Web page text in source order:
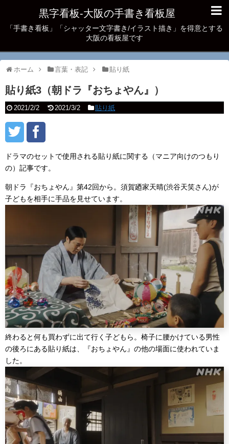
黒字看板‐大阪の手書き看板屋
「手書き看板」「シャッター文字書き/イラスト描き」を得意とする
大阪の看板屋です
ホーム 言葉・表記 貼り紙
貼り紙3（朝ドラ『おちょやん』）
2021/2/2 2021/3/2 貼り紙
ドラマのセットで使用される貼り紙に関する（マニア向けのつもり
の）記事です。
朝ドラ『おちょやん』第42回から。須賀廼家天晴(渋谷天笑さん)が
子どもを相手に手品を見せています。
終わると何も買わずに出て行く子どもら。椅子に腰かけている男性
の後ろにある貼り紙は、『おちょやん』の他の場面に使われていま
した。